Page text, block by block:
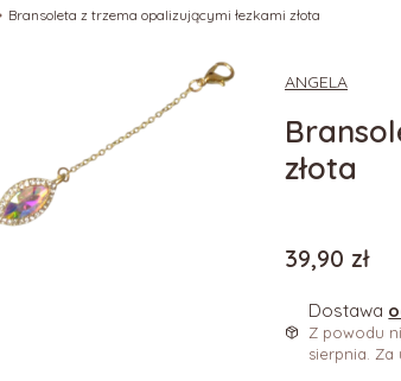
Bransoleta z trzema opalizującymi łezkami złota
ANGELA
złota
Cena
39,90 zł
Dostawa
Z powodu
sierpnia. Za